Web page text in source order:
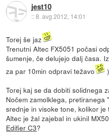
jest10
::8. avg 2012, 14:01
Torej še jaz
Trenutni Altec FX5051 počasi
šumenje, če delujejo dalj časa.
za par 10min odpravi težavo
)
Torej kaj se da dobiti solidnega
Nočem zamolklega,
srednje in visoke tone, kolikor
Altec je žal zajebal in ukinil
Edifier C3?